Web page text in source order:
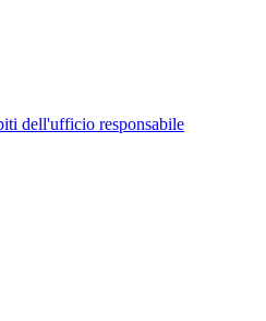
dell'ufficio responsabile